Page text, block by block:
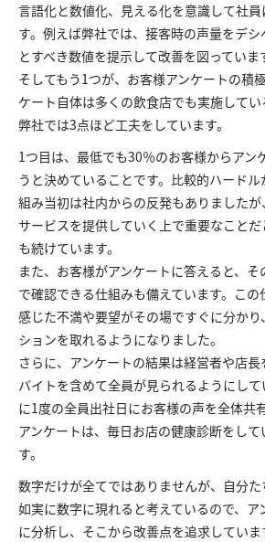
言語化と数値化、見える化を意識して社
す。例えば弊社では、接客時の声量をデ
とすべき数値を提示して改善を図っていま
そしてもう1つが、お客様アンケートの積
ケート自体は多くの飲食店でも実施してい
弊社では3点ほど工夫をしています。
1つ目は、最低でも30％のお客様からアン
うと決めていることです。比較的ハード
組み当初は社内からの反発もありました
サービスを提供していく上で重要なこと
も続けています。
また、お客様がアンケートに答えると、
で確認できる仕組みも備えています。こ
感じた不満や要望がその場ですぐに分かり
ションを取れるようになりました。
さらに、アンケートの結果は経営者や店
バイトを含めて全員が見られるようにし
に1度の全員出社日にお客様の声を全体共
アンケートは、毎日お店の健康診断をし
す。
数字だけが全てではありませんが、自分
如実に数字に現れると考えているので、ア
に分析し、そこから改善点を追求していま